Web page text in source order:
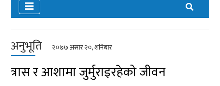
अनुभूति २०७७ असार २०, शनिबार
त्रास र आशामा जुर्मुराइरहेको जीवन